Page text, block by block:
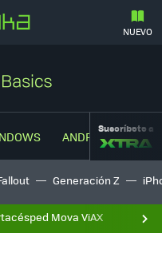
NUEVO
ANDROIDSuscríbete a
Generación Z
Mova ViAX